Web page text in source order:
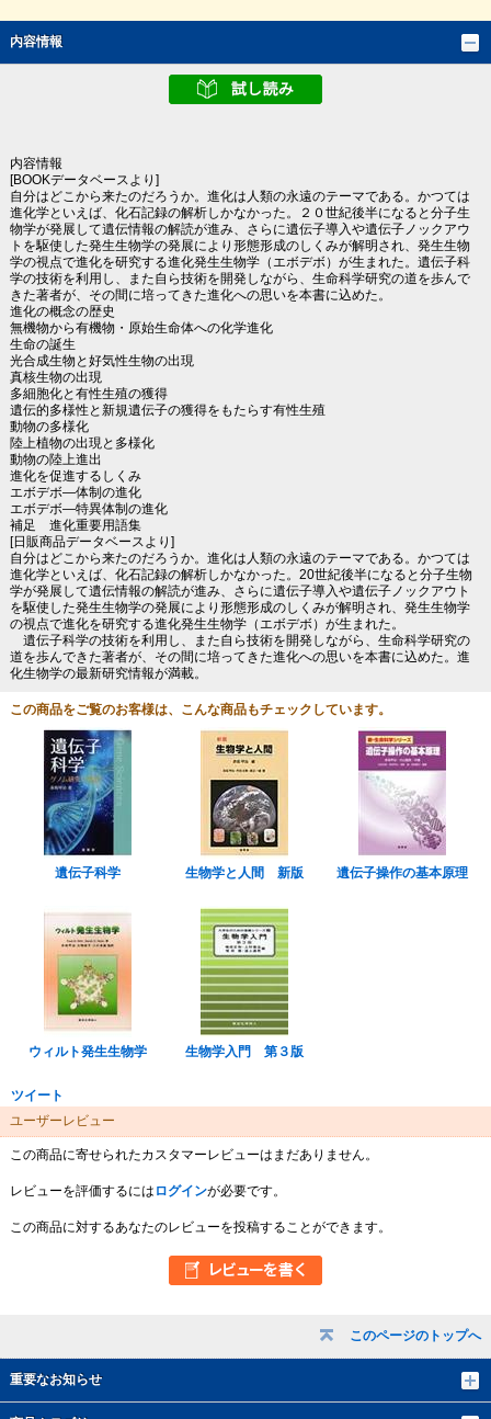
このページのトップへ
重要なお知らせ
内容情報
内容情報
[BOOKデータベースより]
自分はどこから来たのだろうか。進化は人類の永遠のテーマである。かつては
進化学といえば、化石記録の解析しかなかった。２０世紀後半になると分子生
物学が発展して遺伝情報の解読が進み、さらに遺伝子導入や遺伝子ノックアウ
トを駆使した発生生物学の発展により形態形成のしくみが解明され、発生生物
学の視点で進化を研究する進化発生生物学（エボデボ）が生まれた。遺伝子科
学の技術を利用し、また自ら技術を開発しながら、生命科学研究の道を歩んで
きた著者が、その間に培ってきた進化への思いを本書に込めた。
進化の概念の歴史
無機物から有機物・原始生命体への化学進化
生命の誕生
光合成生物と好気性生物の出現
真核生物の出現
多細胞化と有性生殖の獲得
遺伝的多様性と新規遺伝子の獲得をもたらす有性生殖
動物の多様化
陸上植物の出現と多様化
動物の陸上進出
進化を促進するしくみ
エボデボ―体制の進化
エボデボ―特異体制の進化
補足 進化重要用語集
[日販商品データベースより]
自分はどこから来たのだろうか。進化は人類の永遠のテーマである。かつては
進化学といえば、化石記録の解析しかなかった。20世紀後半になると分子生物
学が発展して遺伝情報の解読が進み、さらに遺伝子導入や遺伝子ノックアウト
を駆使した発生生物学の発展により形態形成のしくみが解明され、発生生物学
の視点で進化を研究する進化発生生物学（エボデボ）が生まれた。
遺伝子科学の技術を利用し、また自ら技術を開発しながら、生命科学研究の
道を歩んできた著者が、その間に培ってきた進化への思いを本書に込めた。進
化生物学の最新研究情報が満載。
この商品をご覧のお客様は、こんな商品もチェックしています。
遺伝子科学 生物学と人間 新版 遺伝子操作の基本原理
ウィルト発生生物学 生物学入門 第３版
ツイート
ユーザーレビュー
この商品に寄せられたカスタマーレビューはまだありません。
レビューを評価するには ログインが必要です。
この商品に対するあなたのレビューを投稿することができます。